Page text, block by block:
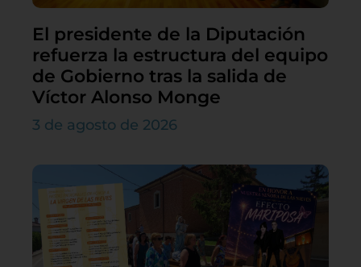
El presidente de la Diputación
refuerza la estructura del equipo
de Gobierno tras la salida de
Víctor Alonso Monge
3 de agosto de 2026